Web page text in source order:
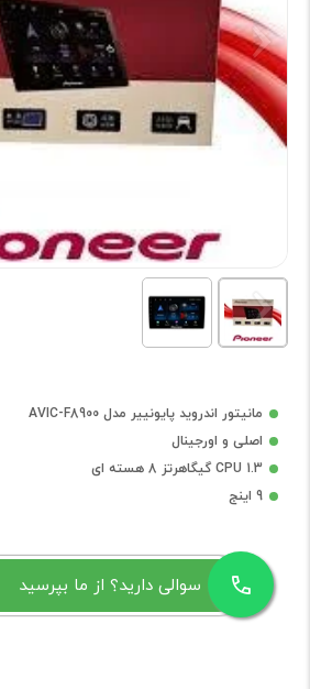
مانیتور اندروید پایونییر مدل AVIC-F8900
اصلی و اورجینال
CPU 1.3 گیگاهرتز 8 هسته ای
9 اینج
سوالی دارید؟ از ما بپرسید